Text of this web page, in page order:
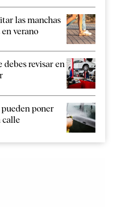
las manchas
verano
debes revisar en
poner
calle